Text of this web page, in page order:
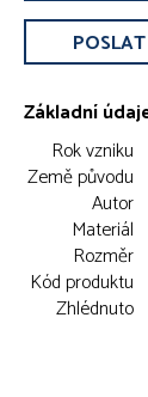
Základní
Rok vzniku
Země původu
Autor
Materiál
Rozměr
Kód produktu
Zhlédnuto